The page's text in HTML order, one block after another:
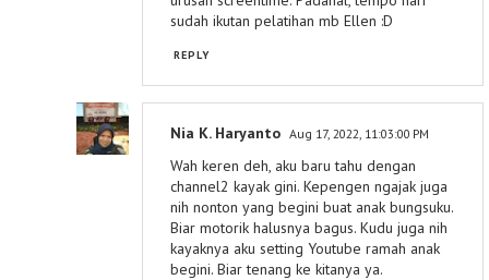
sudah ikutan pelatihan mb Ellen :D
REPLY
Nia K. Haryanto Aug 17, 2022, 11:03:00 PM
Wah keren deh, aku baru tahu dengan
channel2 kayak gini. Kepengen ngajak juga
nih nonton yang begini buat anak bungsuku.
Biar motorik halusnya bagus. Kudu juga nih
kayaknya aku setting Youtube ramah anak
begini. Biar tenang ke kitanya ya.